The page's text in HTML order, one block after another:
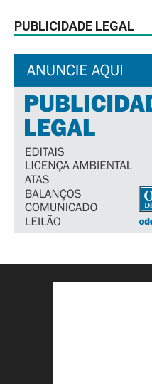
PUBLICIDADE LEGAL